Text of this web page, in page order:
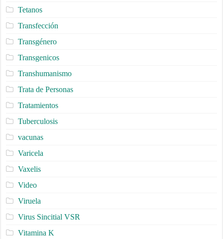
Tetanos
Transfección
Transgénero
Transgenicos
Transhumanismo
Trata de Personas
Tratamientos
Tuberculosis
vacunas
Varicela
Vaxelis
Video
Viruela
Virus Sincitial VSR
Vitamina K